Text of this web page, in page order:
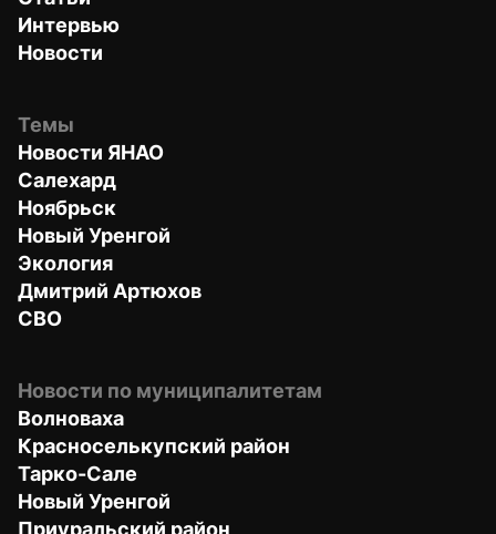
Интервью
Новости
Темы
Новости ЯНАО
Салехард
Ноябрьск
Новый Уренгой
Экология
Дмитрий Артюхов
СВО
Новости по муниципалитетам
Волноваха
Красноселькупский район
Тарко-Сале
Новый Уренгой
Приуральский район